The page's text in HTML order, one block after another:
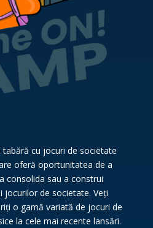
cu jocuri de societate
oferă oportunitatea de a
consolida sau a construi
jocurilor de societate. Veți
o gamă variată de jocuri de
la cele mai recente lansări.